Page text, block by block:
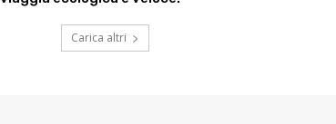
Carica altri